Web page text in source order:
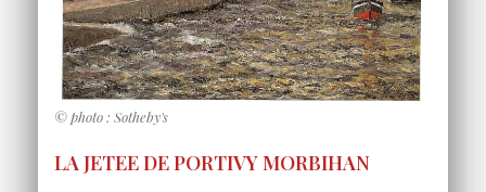
© photo : Sotheby's
LA JETEE DE PORTIVY MORBIHAN